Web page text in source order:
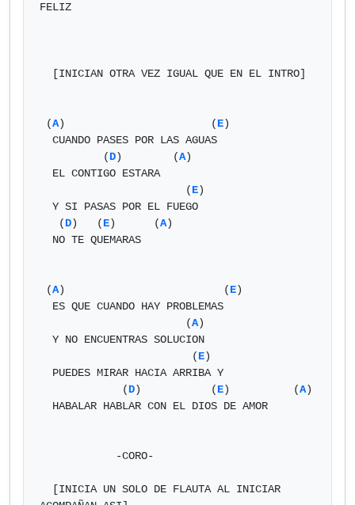
FELIZ
(A)                       (E)
          (
D)        (A)
                       (
E)
   (
D)   (E)      (A)
(A)                         (E)
                       (
A)
                        (
E)
             (
D)           (E)          (A)